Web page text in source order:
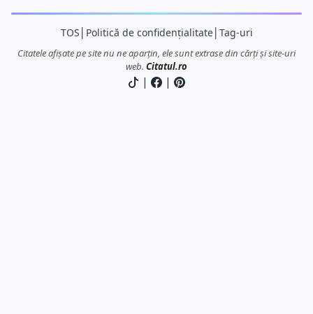
TOS Politică de confidențialitate│ Tag-uri
Citatele afișate pe site nu ne aparțin, ele sunt extrase din cărți și site-uri
web. Citatul.ro
| |